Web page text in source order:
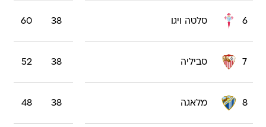
6 סלטה ויגו 38
60
7 סביליה 38
52
8 מלאגה 38
48